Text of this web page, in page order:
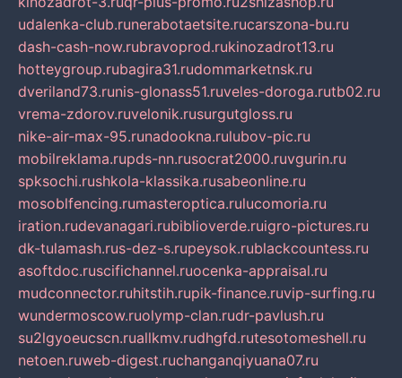
udalenka-club.runerabotaetsite.rucarszona-bu.ru
dash-cash-now.rubravoprod.rukinozadrot13.ru
hotteygroup.rubagira31.rudommarketnsk.ru
dveriland73.runis-glonass51.ruveles-doroga.rutb02.ru
vrema-zdorov.ruvelonik.rusurgutgloss.ru
nike-air-max-95.runadookna.rulubov-pic.ru
mobilreklama.rupds-nn.rusocrat2000.ruvgurin.ru
spksochi.rushkola-klassika.rusabeonline.ru
mosoblfencing.rumasteroptica.rulucomoria.ru
iration.rudevanagari.rubiblioverde.ruigro-pictures.ru
dk-tulamash.rus-dez-s.rupeysok.rublackcountess.ru
asoftdoc.ruscifichannel.ruocenka-appraisal.ru
mudconnector.ruhitstih.rupik-finance.ruvip-surfing.ru
wundermoscow.ruolymp-clan.rudr-pavlush.ru
su2lgyoeucscn.ruallkmv.rudhgfd.rutesotomeshell.ru
netoen.ruweb-digest.ruchanganqiyuana07.ru